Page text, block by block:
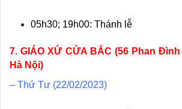
05h30; 19h00: Thánh lễ
7. GIÁO XỨ CỬA BẮC (56 Phan
Hà Nội)
– Thứ Tư (22/02/2023)